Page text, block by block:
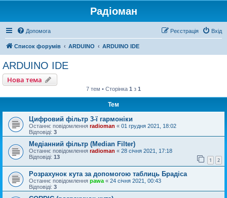
Радіоман
Допомога Вхід
Реєстрація
Список форумів ARDUINO ARDUINO IDE
ARDUINO IDE
Нова тема
7 тем • Сторінка 1 з 1
Тем
Цифровий фільтр 3-ї гармоніки
Останнє повідомлення radioman « 01 грудня 2021, 18:02
Відповіді: 3
Медіанний фільтр (Median Filter)
Останнє повідомлення radioman « 28 січня 2021, 17:18
Відповіді: 13 1 2
Розрахунок кута за допомогою таблиць Брадіса
Останнє повідомлення pawa « 24 січня 2021, 00:43
Відповіді: 3